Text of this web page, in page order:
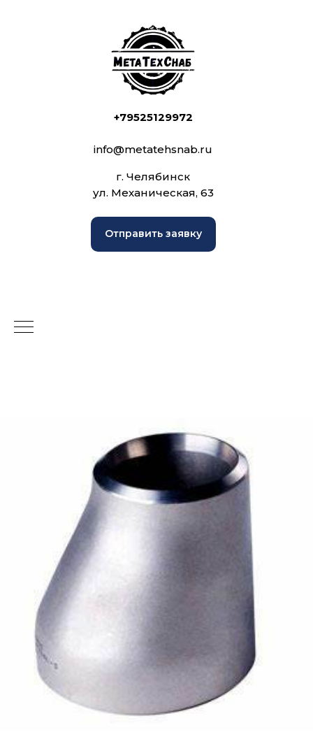
+79525129972
info@metatehsnab.ru
г. Челябинск
ул. Механическая, 63
Отправить заявку